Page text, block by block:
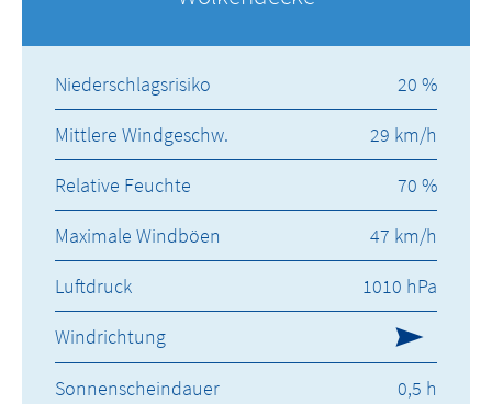
Niederschlagsrisiko
20 %
Mittlere Windgeschw.
29 km/h
Relative Feuchte
70 %
Maximale Windböen
47 km/h
Luftdruck
1010 hPa
Windrichtung
Sonnenscheindauer
0,5 h